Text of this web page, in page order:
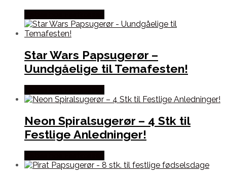
Star Wars Papsugerør –
Uundgåelige til Temafesten!
Neon Spiralsugerør – 4 Stk til
Festlige Anledninger!